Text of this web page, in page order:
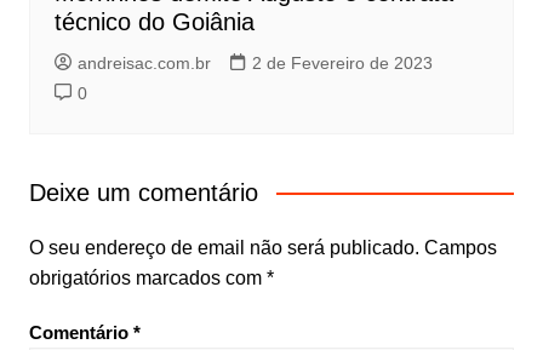
técnico do Goiânia
andreisac.com.br
2 de Fevereiro de 2023
0
Deixe um comentário
O seu endereço de email não será publicado. Campos
obrigatórios marcados com *
Comentário *